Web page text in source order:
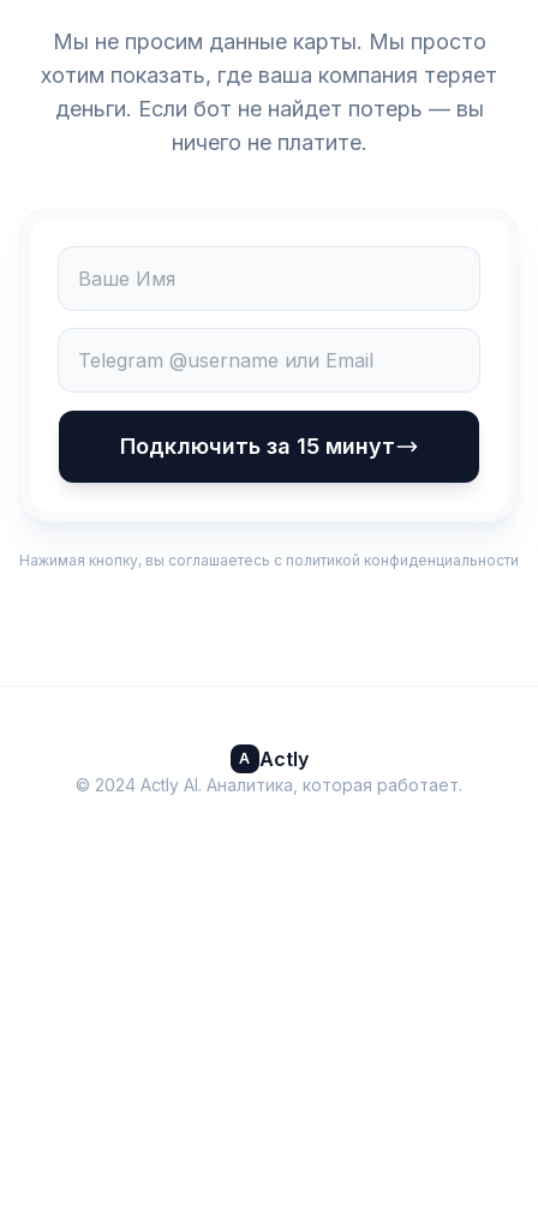
Мы не просим данные карты. Мы просто
хотим показать, где ваша компания теряет
деньги. Если бот не найдет потерь — вы
ничего не платите.
Подключить за 15 минут
Нажимая кнопку, вы соглашаетесь с политикой конфиденциальности
A Actly
© 2024 Actly AI. Аналитика, которая работает.